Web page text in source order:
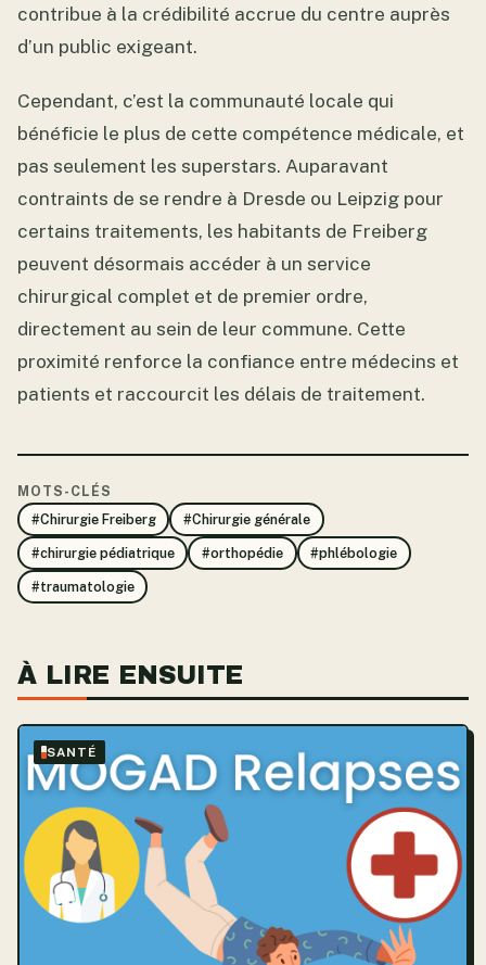
contribue à la crédibilité accrue du centre auprès
d’un public exigeant.
Cependant, c’est la communauté locale qui
bénéficie le plus de cette compétence médicale, et
pas seulement les superstars. Auparavant
contraints de se rendre à Dresde ou Leipzig pour
certains traitements, les habitants de Freiberg
peuvent désormais accéder à un service
chirurgical complet et de premier ordre,
directement au sein de leur commune. Cette
proximité renforce la confiance entre médecins et
patients et raccourcit les délais de traitement.
MOTS-CLÉS
#Chirurgie Freiberg
#Chirurgie générale
#chirurgie pédiatrique #orthopédie #phlébologie
#traumatologie
À LIRE ENSUITE
SANTÉ